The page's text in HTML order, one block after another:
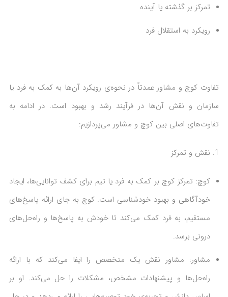
تمرکز بر گذشته یا آینده
رویکرد به استقلال فرد
تفاوت کوچ و مشاور عمدتاً در نحوه‌ی رویکرد آن‌ها به کمک به فرد یا
سازمان و نقش آن‌ها در فرآیند رشد و بهبود است. در ادامه به
تفاوت‌های اصلی بین کوچ و مشاور می‌پردازیم:
نقش و تمرکز
کوچ: تمرکز کوچ بر کمک به فرد یا تیم برای کشف توانایی‌ها، ایجاد
خودآگاهی و بهبود خودشناسی است. کوچ به جای ارائه پاسخ‌های
مستقیم، به فرد کمک می‌کند تا خودش به پاسخ‌ها و راه‌حل‌های
درونی برسد.
مشاور: مشاور نقش یک متخصص را ایفا می‌کند که با ارائه
راه‌حل‌ها و پیشنهادات مشخص، مشکلات را حل می‌کند. او بر